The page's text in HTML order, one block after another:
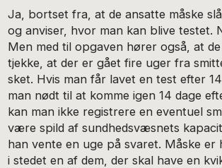
Ja, bortset fra, at de ansatte måske
og anviser, hvor man kan blive testet.
Men med til opgaven hører også, at
tjekke, at der er gået fire uger fra
sket. Hvis man får lavet en test efter
man nødt til at komme igen 14 dage
kan man ikke registrere en eventuel
være spild af sundhedsvæsnets
han vente en uge på svaret. Måske er
i stedet en af dem, der skal have en